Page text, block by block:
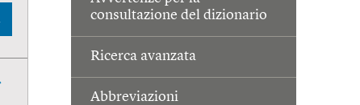
consultazione del dizionario
Ricerca avanzata
Abbreviazioni